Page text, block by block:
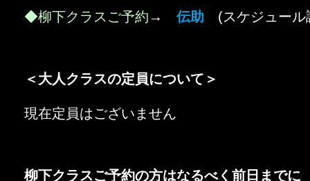
◆柳下クラスご予約 →伝助 (スケジュール
＜大人クラスの定員について＞
現在定員はございません
柳下クラスご予約の方はなるべく前日までに